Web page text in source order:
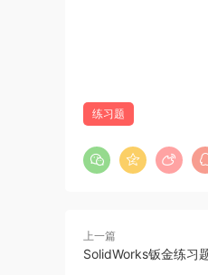
练习题
上一篇
SolidWorks钣金练习